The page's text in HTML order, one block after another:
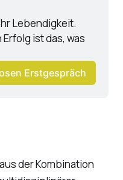
Lebendigkeit.
ist das, was
Erstgespräch
der Kombination